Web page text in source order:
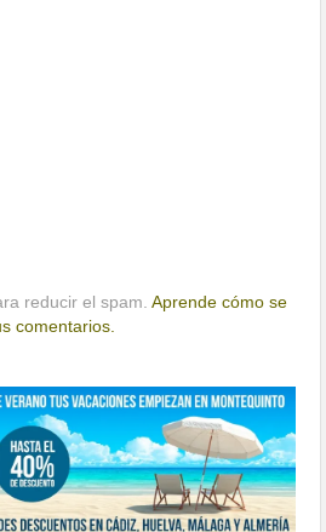
reducir el spam.Aprende cómo se
comentarios.